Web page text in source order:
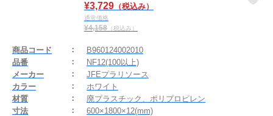
¥3,729 （税込み）
通常価格
¥4,158 （税込み）
商品コード
B960124002010
品番
NF12(100以上)
メーカー
JFEプラリソース
カラー
ホワイト
材質
廃プラスチック、ポリプロピレン
寸法
600×1800×12(mm)